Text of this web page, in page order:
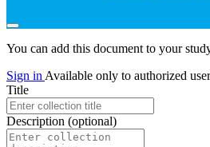
You can add this document to your
Sign in Available only to authorized
Title
Description (optional)